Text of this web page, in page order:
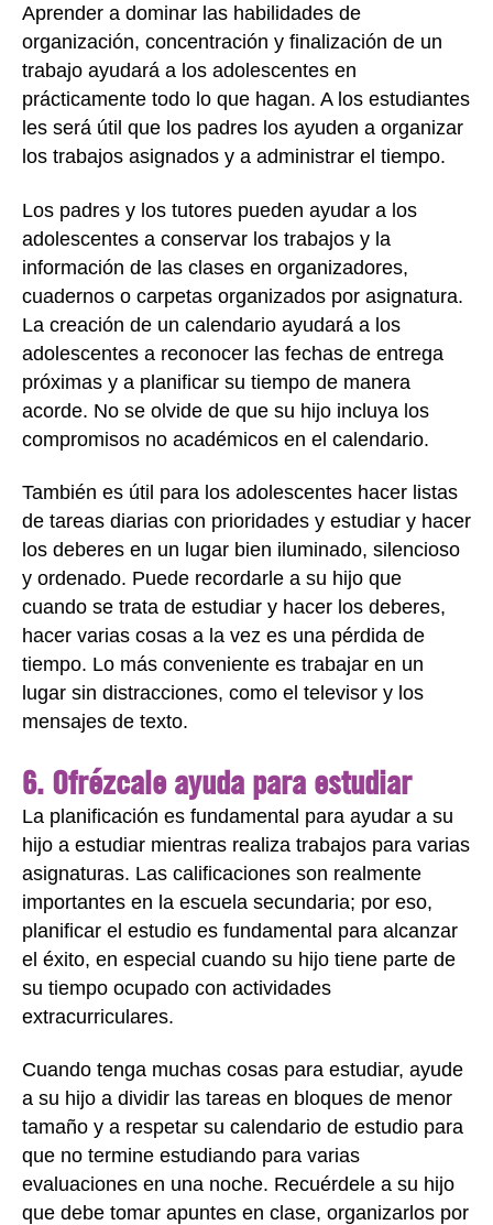
Aprender a dominar las habilidades de
organización, concentración y finalización de un
trabajo ayudará a los adolescentes en
prácticamente todo lo que hagan. A los estudiantes
les será útil que los padres los ayuden a organizar
los trabajos asignados y a administrar el tiempo.
Los padres y los tutores pueden ayudar a los
adolescentes a conservar los trabajos y la
información de las clases en organizadores,
cuadernos o carpetas organizados por asignatura.
La creación de un calendario ayudará a los
adolescentes a reconocer las fechas de entrega
próximas y a planificar su tiempo de manera
acorde. No se olvide de que su hijo incluya los
compromisos no académicos en el calendario.
También es útil para los adolescentes hacer listas
de tareas diarias con prioridades y estudiar y hacer
los deberes en un lugar bien iluminado, silencioso
y ordenado. Puede recordarle a su hijo que
cuando se trata de estudiar y hacer los deberes,
hacer varias cosas a la vez es una pérdida de
tiempo. Lo más conveniente es trabajar en un
lugar sin distracciones, como el televisor y los
mensajes de texto.
6. Ofrézcale ayuda para estudiar
La planificación es fundamental para ayudar a su
hijo a estudiar mientras realiza trabajos para varias
asignaturas. Las calificaciones son realmente
importantes en la escuela secundaria; por eso,
planificar el estudio es fundamental para alcanzar
el éxito, en especial cuando su hijo tiene parte de
su tiempo ocupado con actividades
extracurriculares.
Cuando tenga muchas cosas para estudiar, ayude
a su hijo a dividir las tareas en bloques de menor
tamaño y a respetar su calendario de estudio para
que no termine estudiando para varias
evaluaciones en una noche. Recuérdele a su hijo
que debe tomar apuntes en clase, organizarlos por